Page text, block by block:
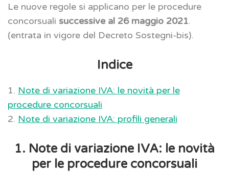
Le nuove regole si applicano per le procedure
concorsuali successive al 26 maggio 2021.
(entrata in vigore del Decreto Sostegni-bis).
Indice
1. Note di variazione IVA: le novità per le
procedure concorsuali
2. Note di variazione IVA: profili generali
1. Note di variazione IVA: le novità
per le procedure concorsuali